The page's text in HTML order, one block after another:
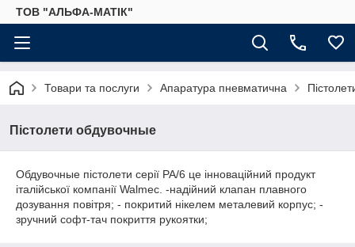
ТОВ "АЛЬФА-МАТІК"
Товари та послуги Апаратура пневматична
Пістолети обдувочные
Обдувочные пістолети серії PA/6 це інноваційний продукт
італійської компанії Walmec. -надійний клапан плавного
дозування повітря; - покритий нікелем металевий корпус; -
зручний софт-тач покриття рукоятки;